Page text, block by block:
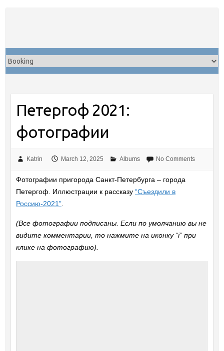
Петергоф 2021:
фотографии
Katrin March 12, 2025 Albums No Comments
Фотографии пригорода Санкт-Петербурга – города
Петергоф. Иллюстрации к рассказу “Съездили в
Россию-2021”.
(Все фотографии подписаны. Если по умолчанию вы не
видите комментарии, то нажмите на иконку “i” при
клике на фотографию).